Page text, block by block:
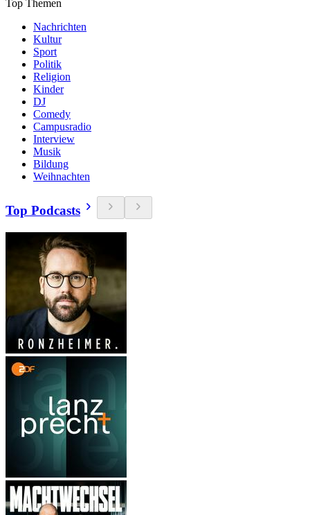
Top Themen
Nachrichten
Kultur
Sport
Politik
Religion
Kinder
DJ
Comedy
Campusradio
Interview
Musik
Bildung
Weihnachten
Top Podcasts